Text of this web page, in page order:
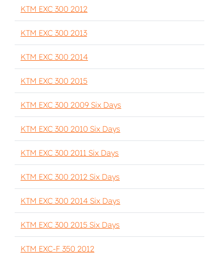
KTM EXC 300 2012
KTM EXC 300 2013
KTM EXC 300 2014
KTM EXC 300 2015
KTM EXC 300 2009 Six Days
KTM EXC 300 2010 Six Days
KTM EXC 300 2011 Six Days
KTM EXC 300 2012 Six Days
KTM EXC 300 2014 Six Days
KTM EXC 300 2015 Six Days
KTM EXC-F 350 2012